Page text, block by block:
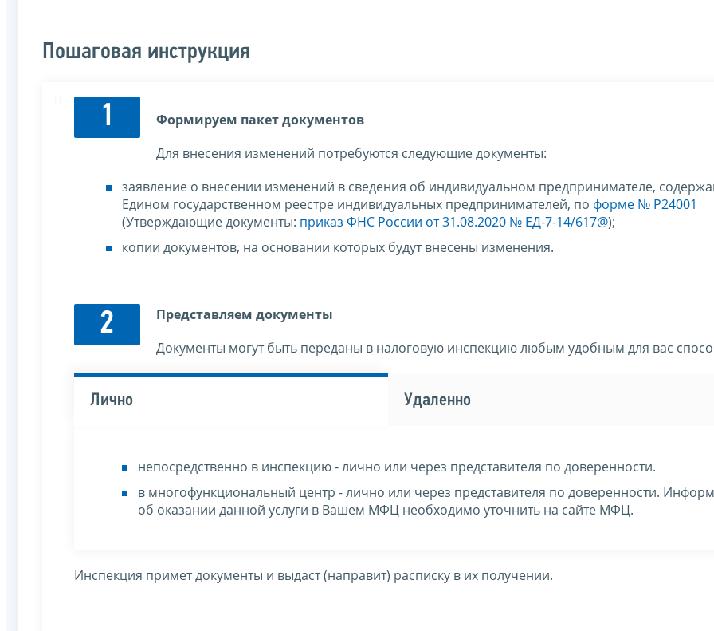
Пошаговая инструкция
1
Формируем пакет документов
Для внесения изменений потребуются следующие документы:
заявление о внесении изменений в сведения об индивидуальном предпринимателе,
Едином государственном реестре индивидуальных предпринимателей, по форме № Р24001
(Утверждающие документы: приказ ФНС России от 31.08.2020 № ЕД-7-14/617@);
копии документов, на основании которых будут внесены изменения.
2
Представляем документы
Документы могут быть переданы в налоговую инспекцию любым удобным для вас
Лично Удаленно
непосредственно в инспекцию - лично или через представителя по доверенности.
в многофункциональный центр - лично или через представителя по доверенности.
об оказании данной услуги в Вашем МФЦ необходимо уточнить на сайте МФЦ.
Инспекция примет документы и выдаст (направит) расписку в их получении.